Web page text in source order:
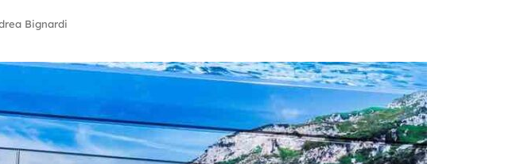
Bignardi